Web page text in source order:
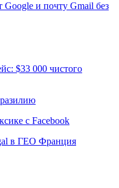
Google и почту Gmail без
$33 000 чистого
с Facebook
в ГЕО Франция